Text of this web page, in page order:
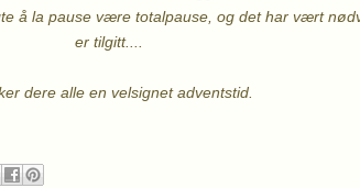
å la pause være totalpause, og det har vært
er tilgitt....
dere alle en velsignet adventstid.